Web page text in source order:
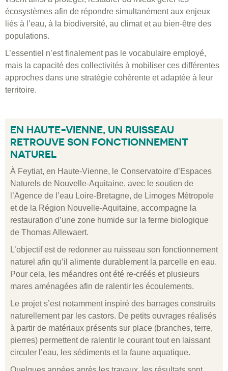
écosystèmes afin de répondre simultanément aux enjeux
liés à l’eau, à la biodiversité, au climat et au bien-être des
populations.
L’essentiel n’est finalement pas le vocabulaire employé,
mais la capacité des collectivités à mobiliser ces différentes
approches dans une stratégie cohérente et adaptée à leur
territoire.
EN HAUTE-VIENNE, UN RUISSEAU
RETROUVE SON FONCTIONNEMENT
NATUREL
À Feytiat, en Haute-Vienne, le Conservatoire d’Espaces
Naturels de Nouvelle-Aquitaine, avec le soutien de
l’Agence de l’eau Loire-Bretagne, de Limoges Métropole
et de la Région Nouvelle-Aquitaine, accompagne la
restauration d’une zone humide sur la ferme biologique
de Thomas Allewaert.
L’objectif est de redonner au ruisseau son fonctionnement
naturel afin qu’il alimente durablement la parcelle en eau.
Pour cela, les méandres ont été re-créés et plusieurs
mares aménagées afin de ralentir les écoulements.
Le projet s’est notamment inspiré des barrages construits
naturellement par les castors. De petits ouvrages réalisés
à partir de matériaux présents sur place (branches, terre,
pierres) permettent de ralentir le courant tout en laissant
circuler l’eau, les sédiments et la faune aquatique.